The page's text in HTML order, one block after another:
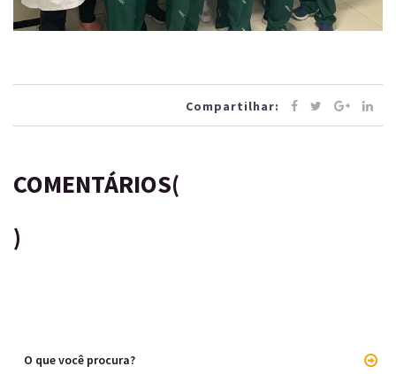
Compartilhar:
COMENTÁRIOS(
)